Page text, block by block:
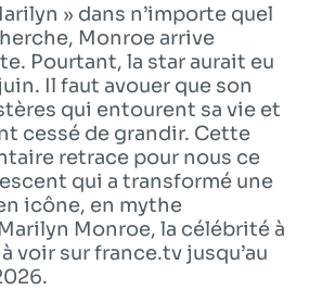
à une émission
» dans n’importe quel
Monroe arrive
Pourtant, la star aurait eu
Il faut avouer que son
qui entourent sa vie et
cessé de grandir. Cette
retrace pour nous ce
qui a transformé une
icône, en mythe
Monroe, la célébrité à
voir sur france.tv jusqu’au